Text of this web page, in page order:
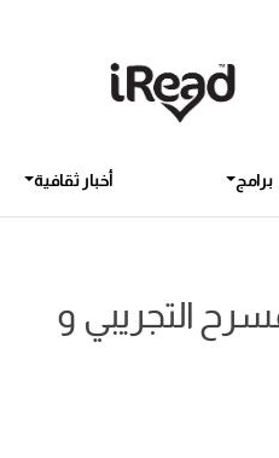
برامج أخبار ثقافية
التجريبي و